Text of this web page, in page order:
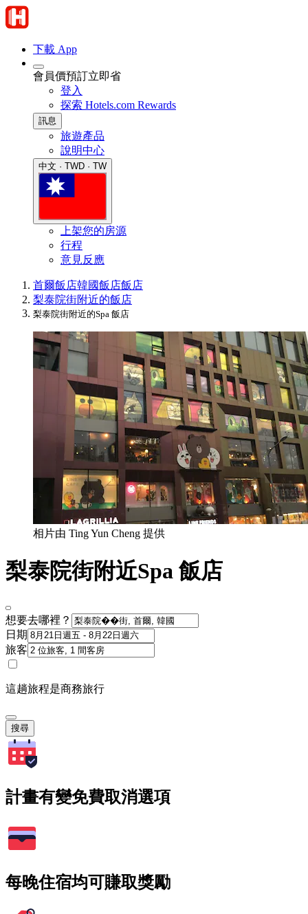
下載 App
會員價預訂立即省
登入
探索 Hotels.com Rewards
訊息
旅遊產品
說明中心
中文 · TWD · TW
上架您的房源
行程
意見反應
首爾飯店韓國飯店飯店
梨泰院街附近的飯店
梨泰院街附近的Spa 飯店
相片由 Ting Yun Cheng 提供
梨泰院街附近Spa 飯店
想要去哪裡？
日期
旅客
這趟旅程是商務旅行
搜尋
計畫有變免費取消選項
每晚住宿均可賺取獎勵